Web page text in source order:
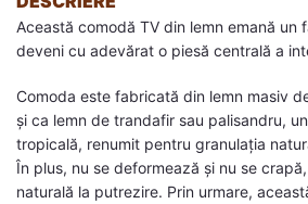
Această comodă TV din lemn emană un
deveni cu adevărat o piesă centrală a
Comoda este fabricată din lemn masiv
și ca lemn de trandafir sau palisandru,
tropicală, renumit pentru granulația
În plus, nu se deformează și nu se
naturală la putrezire. Prin urmare,